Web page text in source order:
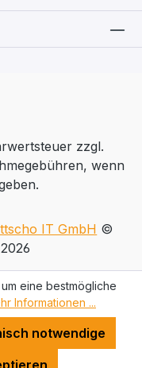
zzgl.
wenn
IT GmbH ©
eine bestmögliche
Informationen ...
notwendige